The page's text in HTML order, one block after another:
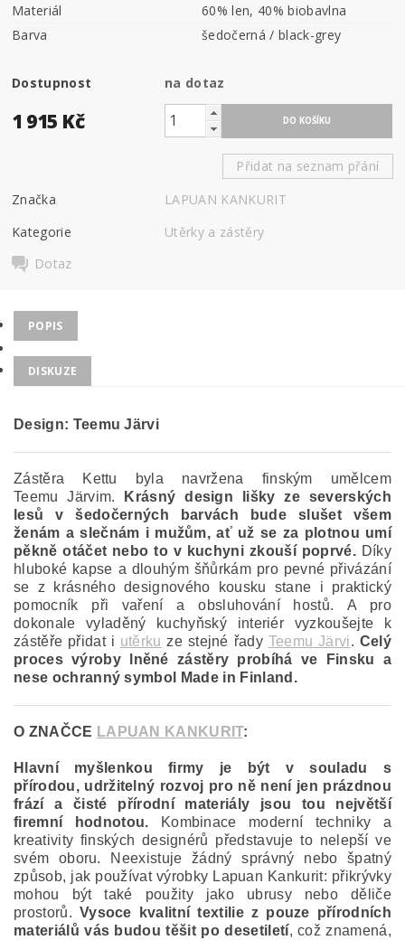
Materiál
60% len, 40% biobavlna
Barva
šedočerná / black-grey
Dostupnost na dotaz
1 915 Kč
Přidat na seznam přání
Značka
LAPUAN KANKURIT
Kategorie
Utěrky a zástěry
Dotaz
POPIS
DISKUZE
Design: Teemu Järvi
Zástěra Kettu byla navržena finským umělcem
Teemu Järvim. Krásný design lišky ze severských
lesů v šedočerných barvách bude slušet všem
ženám a slečnám i mužům, ať už se za plotnou umí
pěkně otáčet nebo to v kuchyni zkouší poprvé.Díky
hluboké kapse a dlouhým šňůrkám pro pevné přivázání
se z krásného designového kousku stane i praktický
pomocník při vaření a obsluhování hostů. A pro
dokonale vyladěný kuchyňský interiér vyzkoušejte k
zástěře přidat i utěrku ze stejné řady Teemu Järvi. Celý
proces výroby lněné zástěry probíhá ve Finsku a
nese ochranný symbol Made in Finland.
O ZNAČCE LAPUAN KANKURIT:
Hlavní myšlenkou firmy je být v souladu s
přírodou, udržitelný rozvoj pro ně není jen prázdnou
frází a čisté přírodní materiály jsou tou největší
firemní hodnotou.
Kombinace moderní techniky a
kreativity finských designérů představuje to nelepší ve
svém oboru. Neexistuje žádný správný nebo špatný
způsob, jak používat výrobky Lapuan Kankurit: přikrývky
mohou být také použity jako ubrusy nebo děliče
prostorů. Vysoce kvalitní textilie z pouze přírodních
materiálů vás budou těšit po desetiletí, což znamená,